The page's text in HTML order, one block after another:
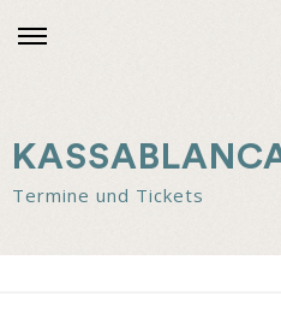
Termine und Tickets